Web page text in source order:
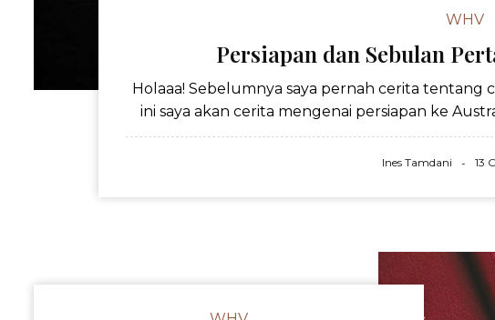
WHV
Persiapan dan Sebulan
Holaaa! Sebelumnya saya pernah cerita tentang
ini saya akan cerita mengenai persiapan ke
Ines Tamdani 13